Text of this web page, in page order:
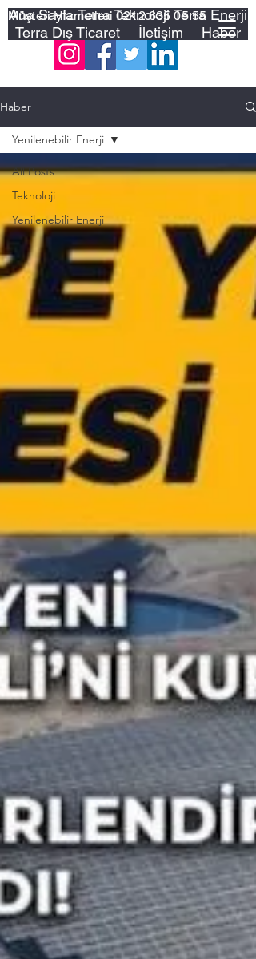
Ana Sayfa Terra Teknoloji Terra Enerji
Terra Dış Ticaret
İletişim Haber
Müşteri Hizmetleri0212 635 05 55
Haber
All Posts
Teknoloji
Yenilenebilir Enerji
Yenilenebilir Enerji